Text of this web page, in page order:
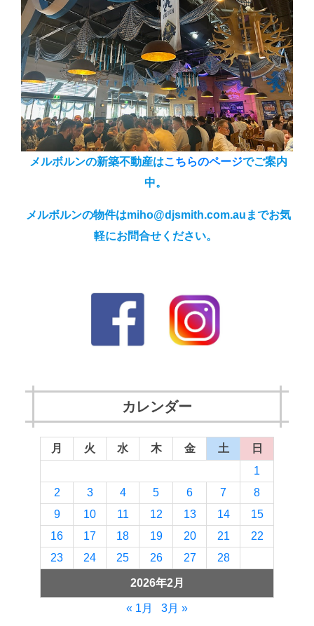
メルボルンの新築不動産はこちらのページでご案内
中。
メルボルンの物件はmiho@djsmith.com.auまでお気
軽にお問合せください。
カレンダー
2026年2月
月 火 水 木 金 土
日
1
2
3 4 5 6 7
8
9
10 11 12 13 14
15
16
17 18 19 20 21
22
23
24 25 26 27 28
« 1月 3月 »